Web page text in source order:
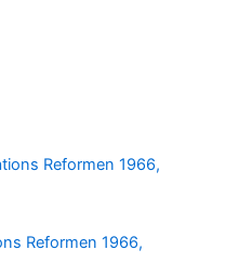
Reformen 1966,